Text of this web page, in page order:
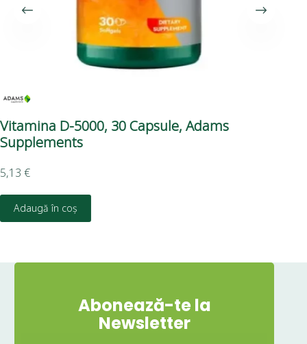
Vitamina D-5000, 30 Capsule, Adams
Supplements
5,13 €
Adaugă în coș
Abonează-te la
Newsletter